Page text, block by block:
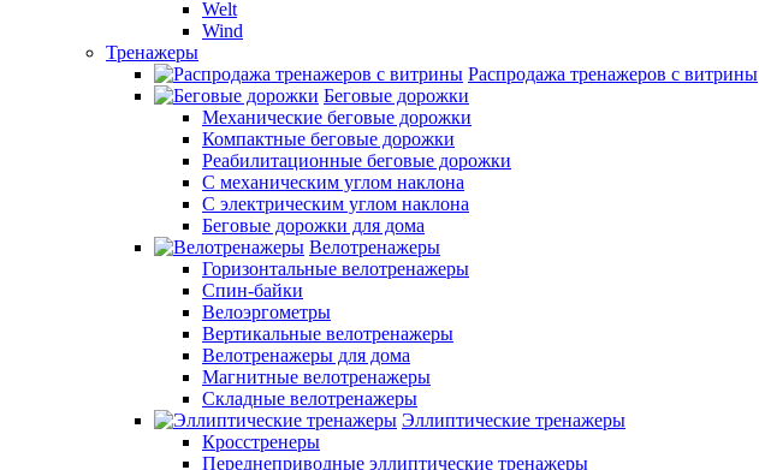
Welt
Wind
Тренажеры
Распродажа тренажеров с витрины
Беговые дорожки
Механические беговые дорожки
Компактные беговые дорожки
Реабилитационные беговые дорожки
С механическим углом наклона
С электрическим углом наклона
Беговые дорожки для дома
Велотренажеры
Горизонтальные велотренажеры
Спин-байки
Велоэргометры
Вертикальные велотренажеры
Велотренажеры для дома
Магнитные велотренажеры
Складные велотренажеры
Эллиптические тренажеры
Кросстренеры
Переднеприводные эллиптические тренажеры